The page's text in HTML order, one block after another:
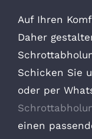
Auf Ihren
Daher
Schicken Sie
oder per
einen